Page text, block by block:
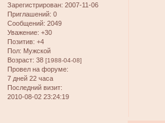
Зарегистрирован: 2007-11-06
Приглашений: 0
Сообщений: 2049
Уважение: +30
Позитив: +4
Пол: Мужской
Возраст: 38 [1988-04-08]
Провел на форуме:
7 дней 22 часа
Последний визит:
2010-08-02 23:24:19